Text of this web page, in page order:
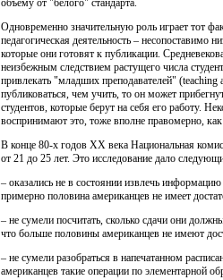
объему от "белого" стандарта.
Одновременно значительную роль играет тот
педагогическая деятельность – несопоставимо
которые они готовят к публикации.
неизбежным следствием растущего числа
привлекать "младших преподавателей"
публиковаться, чем учить, то он может
студентов, которые берут на себя его работу.
воспринимают это, тоже вполне правомерно,
В конце 80-х годов ХХ века Национальная
от 21 до 25 лет. Это исследование дало
– оказались не в состоянии извлечь
примерно половина американцев не имеет
– не сумели посчитать, сколько сдачи они
что больше половины американцев не имеют
– не сумели разобраться в напечатанном
американцев такие операции по элементарной